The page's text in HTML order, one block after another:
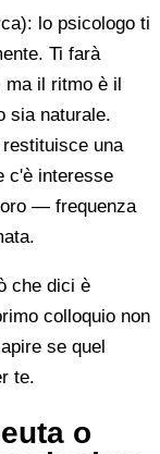
lo psicologo ti
Ti farà
ma il ritmo è il
sia naturale.
una
c'è interesse
— frequenza
che dici è
colloquio non
se quel
te.
o